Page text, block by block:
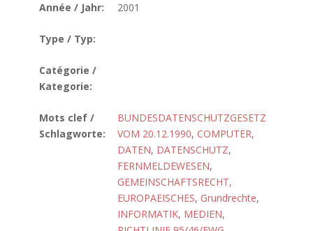
Année / Jahr: 2001
Type / Typ:
Catégorie /
Kategorie:
Mots clef /
Schlagworte:
BUNDESDATENSCHUTZGESETZ
VOM 20.12.1990, COMPUTER,
DATEN, DATENSCHUTZ,
FERNMELDEWESEN,
GEMEINSCHAFTSRECHT,
EUROPAEISCHES, Grundrechte,
INFORMATIK, MEDIEN,